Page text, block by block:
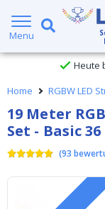
Menu
Heute
Home
RGBW LED
19 Meter
Set - Basic
(93